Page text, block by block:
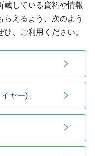
蔵している資料や情報
らえるよう、次のよう
、ご利用ください。
ヤー)」